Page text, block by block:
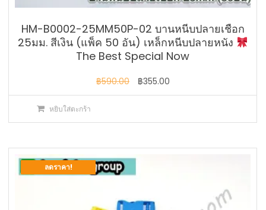
HM-B0002-25MM50P-02 บานหนีบปลายเชือก
25มม. สีเงิน (แพ็ค 50 อัน) เหล็กหนีบปลายหนัง
The Best Special Now
฿590.00
Original
price
฿590.00.
฿355.00Current
price
฿355.00.
หยิบใส่ตะกร้า
ลดราคา!